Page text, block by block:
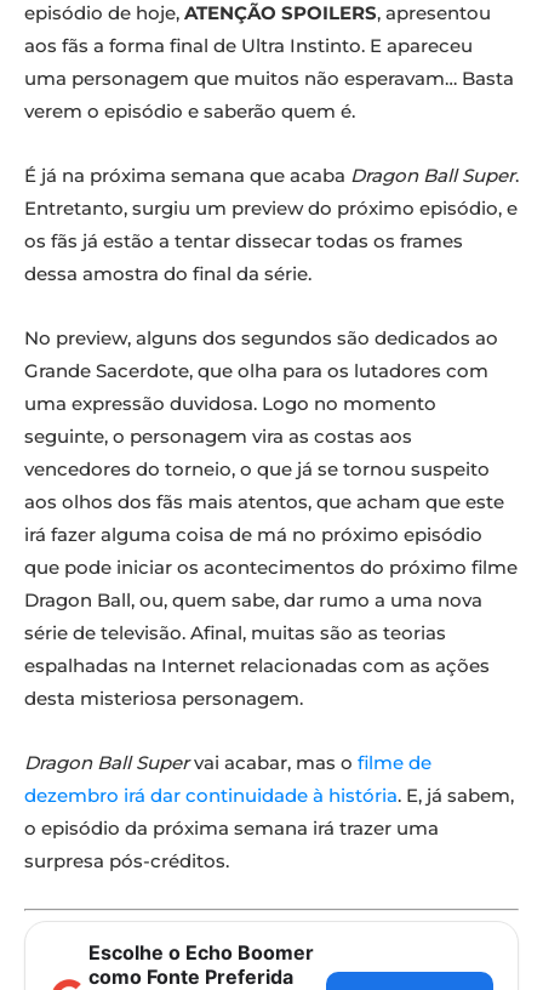
episódio de hoje, ATENÇÃO SPOILERS, apresentou
aos fãs a forma final de Ultra Instinto. E apareceu
uma personagem que muitos não esperavam… Basta
verem o episódio e saberão quem é.
É já na próxima semana que acaba Dragon Ball Super.
Entretanto, surgiu um preview do próximo episódio, e
os fãs já estão a tentar dissecar todas os frames
dessa amostra do final da série.
No preview, alguns dos segundos são dedicados ao
Grande Sacerdote, que olha para os lutadores com
uma expressão duvidosa. Logo no momento
seguinte, o personagem vira as costas aos
vencedores do torneio, o que já se tornou suspeito
aos olhos dos fãs mais atentos, que acham que este
irá fazer alguma coisa de má no próximo episódio
que pode iniciar os acontecimentos do próximo filme
Dragon Ball, ou, quem sabe, dar rumo a uma nova
série de televisão. Afinal, muitas são as teorias
espalhadas na Internet relacionadas com as ações
desta misteriosa personagem.
Dragon Ball Supervai acabar, mas o filme de
dezembro irá dar continuidade à história. E, já sabem,
o episódio da próxima semana irá trazer uma
surpresa pós-créditos.
Escolhe o Echo Boomer
como Fonte Preferida